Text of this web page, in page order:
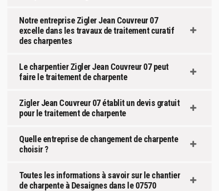
Notre entreprise Zigler Jean Couvreur 07
excelle dans les travaux de traitement curatif
des charpentes
Le charpentier Zigler Jean Couvreur 07 peut
faire le traitement de charpente
Zigler Jean Couvreur 07 établit un devis gratuit
pour le traitement de charpente
Quelle entreprise de changement de charpente
choisir ?
Toutes les informations à savoir sur le chantier
de charpente à Desaignes dans le 07570